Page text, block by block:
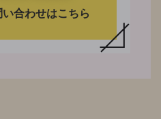
合わせはこちら